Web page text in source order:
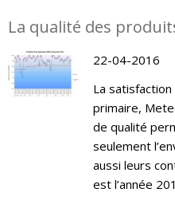
La qualité des
22-04-2016
La
primaire,
de qualité
seulement
aussi leurs
est l’année